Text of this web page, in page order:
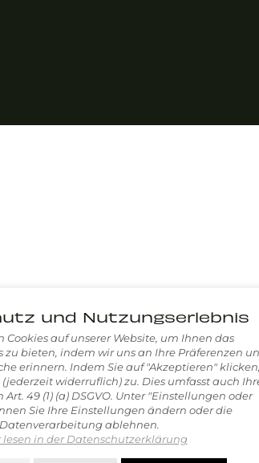
und Nutzungserlebnis
Cookies auf unserer Website, um Ihnen das
zu bieten, indem wir uns an Ihre Präferenzen
erinnern. Indem Sie auf "Akzeptieren" klicken,
widerruflich) zu. Dies umfasst auch
49 (1) (a) DSGVO. Unter "Einstellungen oder
Sie Ihre Einstellungen ändern oder die
Datenverarbeitung ablehnen.
lesen in der Datenschutzerklärung